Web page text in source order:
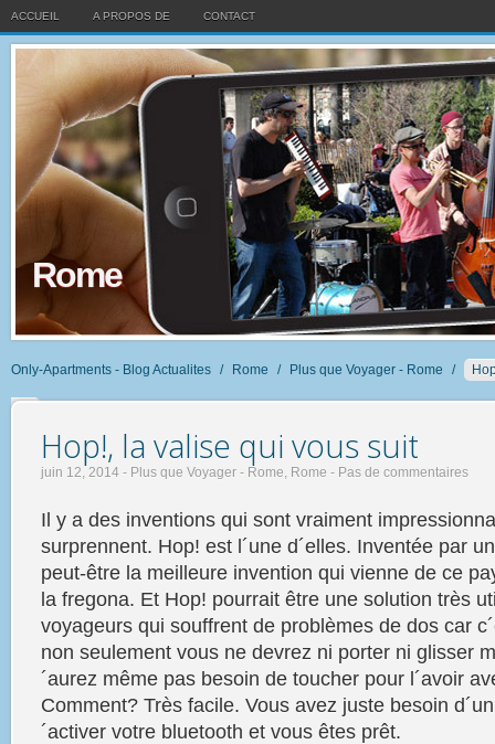
ACCUEIL A PROPOS DE CONTACT
Rome
Only-Apartments - Blog Actualites / Rome / Plus que Voyager - Rome /
suit
Hop!, la valise qui vous suit
juin 12, 2014 - Plus que Voyager - Rome, Rome - Pas de commentaires
Il y a des inventions qui sont vraiment
surprennent. Hop! est l´une d´elles. Inventée par
peut-être la meilleure invention qui vienne de ce
la fregona. Et Hop! pourrait être une solution très
voyageurs qui souffrent de problèmes de dos car
non seulement vous ne devrez ni porter ni glisser
´aurez même pas besoin de toucher pour l´avoir
Comment? Très facile. Vous avez juste besoin
´activer votre bluetooth et vous êtes prêt.